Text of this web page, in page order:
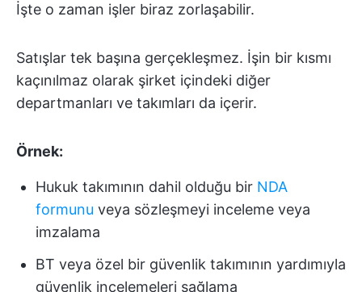
İşte o zaman işler biraz zorlaşabilir.
Satışlar tek başına gerçekleşmez. İşin bir kısmı
kaçınılmaz olarak şirket içindeki diğer
departmanları ve takımları da içerir.
Örnek:
Hukuk takımının dahil olduğu bir NDA
formunu veya sözleşmeyi inceleme veya
imzalama
BT veya özel bir güvenlik takımının yardımıyla
güvenlik incelemeleri sağlama